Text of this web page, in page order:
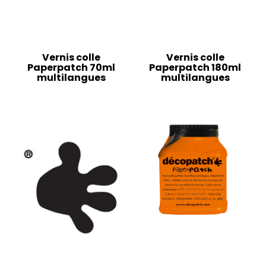
Vernis colle
Paperpatch 70ml
multilangues
Vernis colle
Paperpatch 180ml
multilangues